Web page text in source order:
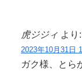
虎ジジィ より:
2023年10月31日
ガク様、とら